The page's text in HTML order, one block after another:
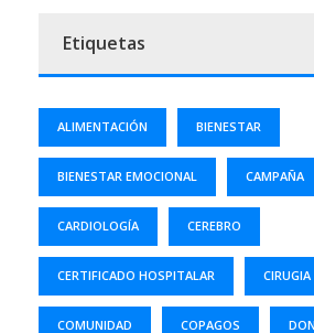
Etiquetas
ALIMENTACIÓN BIENESTAR
BIENESTAR EMOCIONAL CAMPAÑA
CARDIOLOGÍA CEREBRO
CERTIFICADO HOSPITALAR CIRUGIA
COMUNIDAD COPAGOS